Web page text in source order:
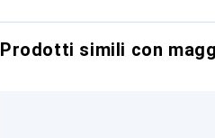
Prodotti simili con